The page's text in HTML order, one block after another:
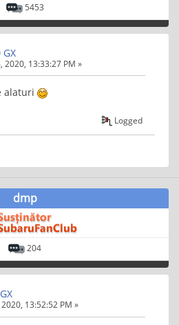
5453
2020, 13:33:27 PM »
alaturi
Logged
dmp
204
2020, 13:52:52 PM »